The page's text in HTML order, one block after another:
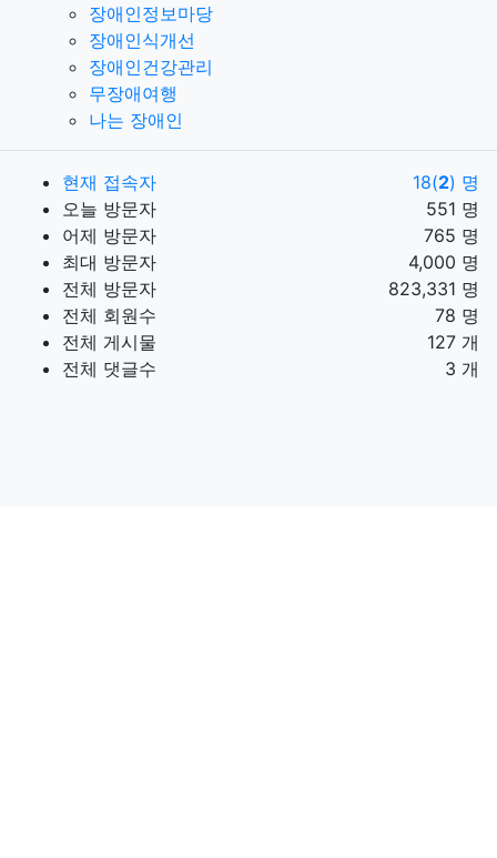
장애인정보마당
장애인식개선
장애인건강관리
무장애여행
나는 장애인
현재 접속자 18(2) 명
오늘 방문자
551 명
어제 방문자
765 명
최대 방문자
4,000 명
전체 방문자
823,331 명
전체 회원수
78 명
전체 게시물
127 개
전체 댓글수
3 개